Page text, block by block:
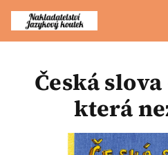
obsah
Česká
která